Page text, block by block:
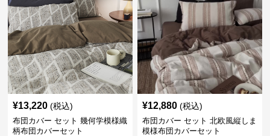
¥13,220 (税込)
布団カバー セット 幾何学模様織
柄布団カバーセット
¥12,880 (税込)
布団カバー セット 北欧風縦しま
模様布団カバーセット